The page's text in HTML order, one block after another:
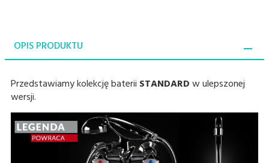
OPIS PRODUKTU
Przedstawiamy kolekcję baterii STANDARDw ulepszonej
wersji.